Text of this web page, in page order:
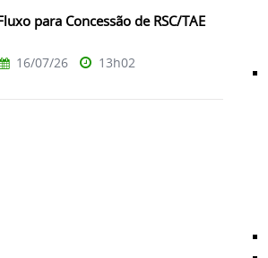
para Concessão de RSC/TAE
16/07/26 13h02